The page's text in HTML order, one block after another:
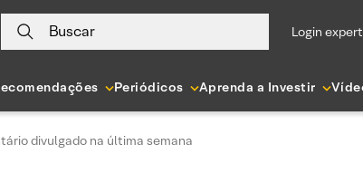
Buscar login expert
Periódicos Aprenda a Investir
divulgado na última semana